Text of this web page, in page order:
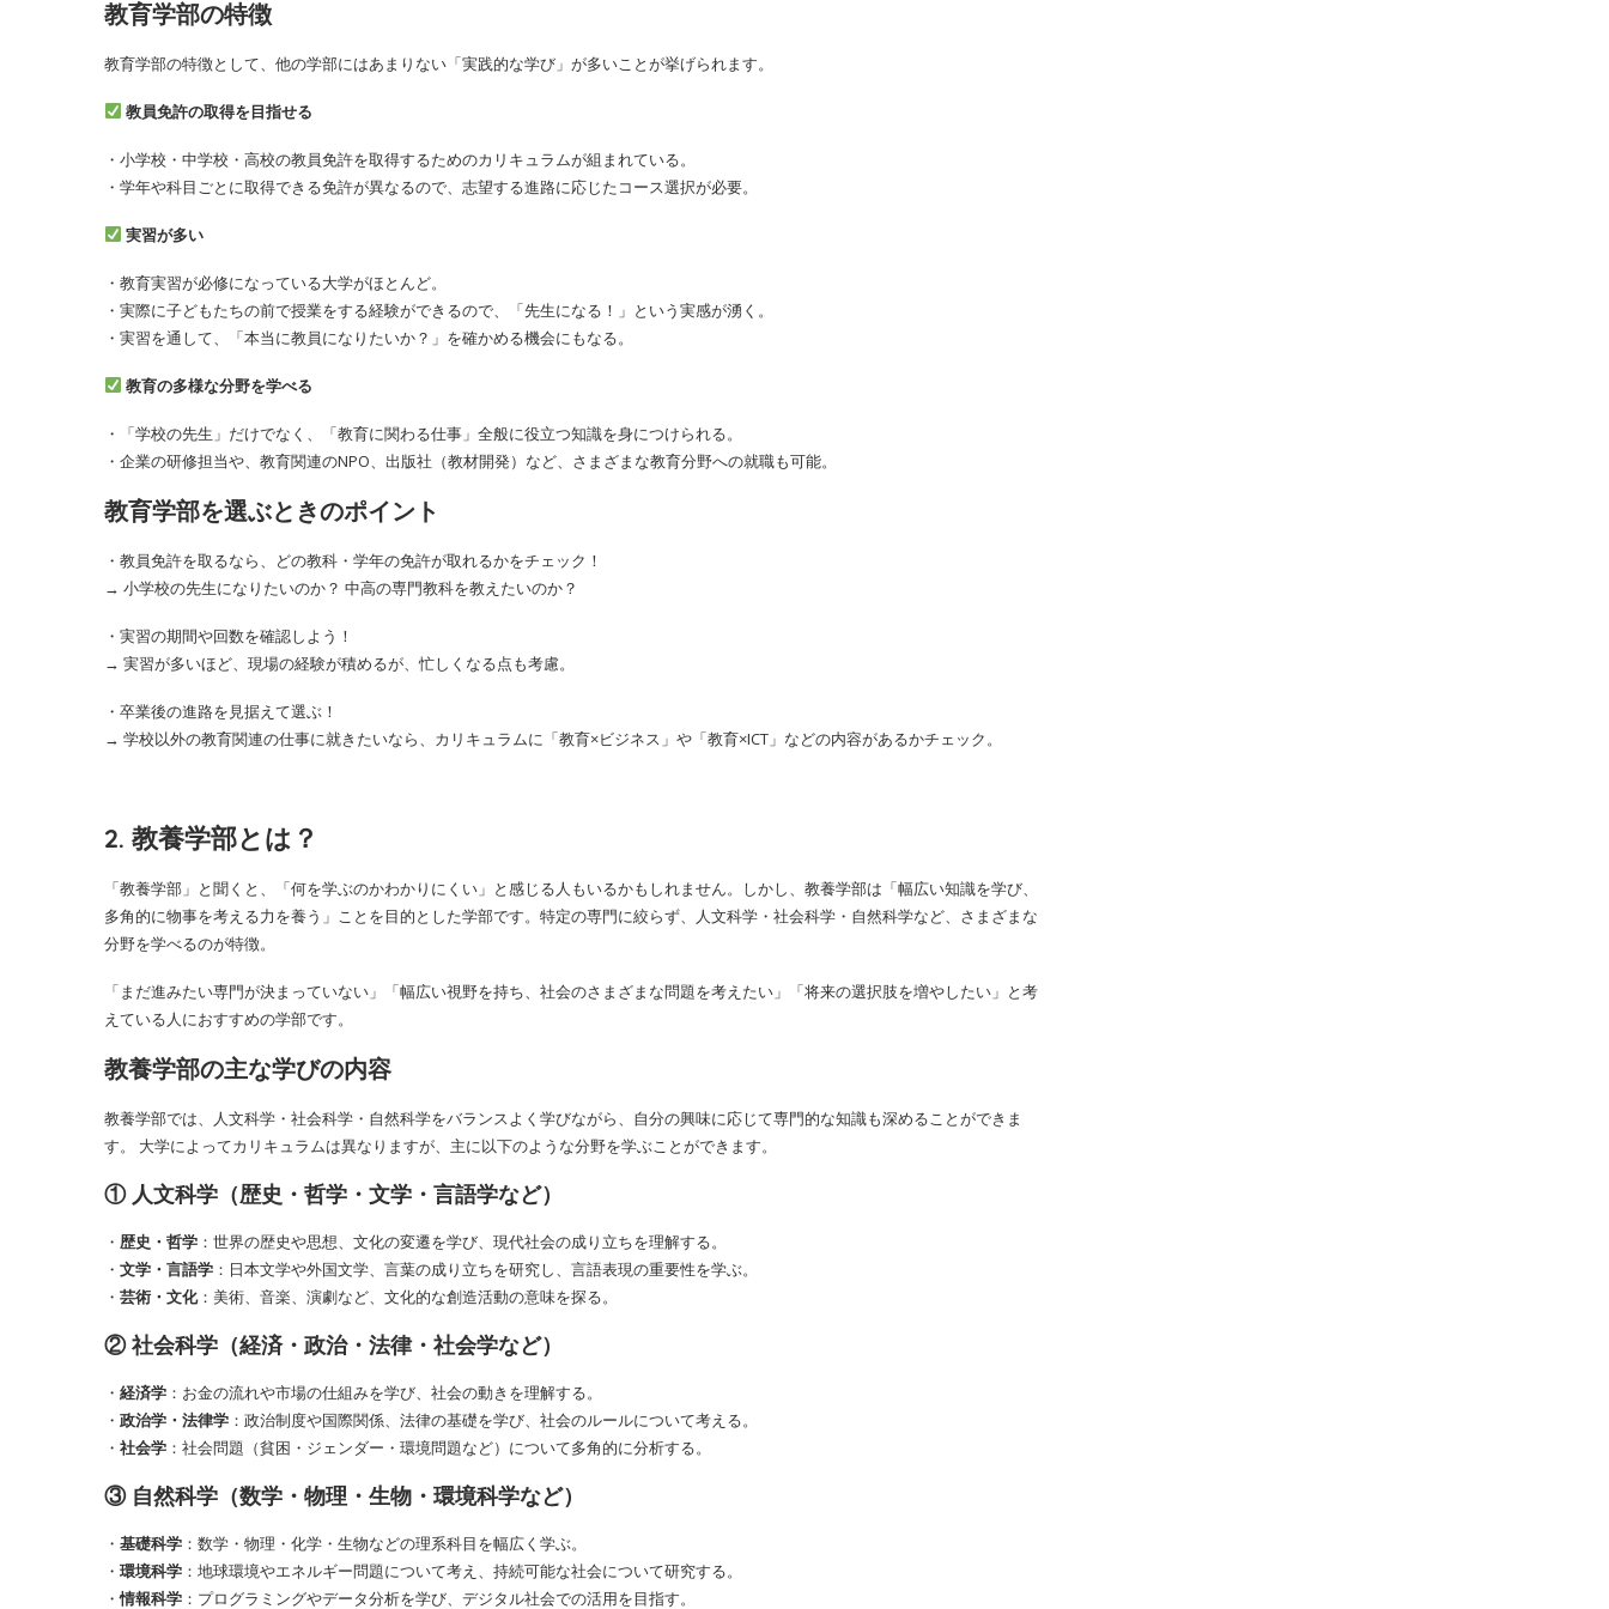
教育学部の特徴
教育学部の特徴として、他の学部にはあまりない「実践的な学び」が多いことが挙げられます。
教員免許の取得を目指せる
・小学校・中学校・高校の教員免許を取得するためのカリキュラムが組まれている。
・学年や科目ごとに取得できる免許が異なるので、志望する進路に応じたコース選択が必要。
実習が多い
・教育実習が必修になっている大学がほとんど。
・実際に子どもたちの前で授業をする経験ができるので、「先生になる！」という実感が湧く。
・実習を通して、「本当に教員になりたいか？」を確かめる機会にもなる。
教育の多様な分野を学べる
・「学校の先生」だけでなく、「教育に関わる仕事」全般に役立つ知識を身につけられる。
・企業の研修担当や、教育関連のNPO、出版社（教材開発）など、さまざまな教育分野への就職も可能。
教育学部を選ぶときのポイント
・教員免許を取るなら、どの教科・学年の免許が取れるかをチェック！
→ 小学校の先生になりたいのか？ 中高の専門教科を教えたいのか？
・実習の期間や回数を確認しよう！
→ 実習が多いほど、現場の経験が積めるが、忙しくなる点も考慮。
・卒業後の進路を見据えて選ぶ！
→ 学校以外の教育関連の仕事に就きたいなら、カリキュラムに「教育×ビジネス」や「教育×ICT」などの内容があるかチェック。
2. 教養学部とは？
「教養学部」と聞くと、「何を学ぶのかわかりにくい」と感じる人もいるかもしれません。しかし、教養学部は「幅広い知識を学び、
多角的に物事を考える力を養う」ことを目的とした学部です。特定の専門に絞らず、人文科学・社会科学・自然科学など、さまざまな
分野を学べるのが特徴。
「まだ進みたい専門が決まっていない」「幅広い視野を持ち、社会のさまざまな問題を考えたい」「将来の選択肢を増やしたい」と考
えている人におすすめの学部です。
教養学部の主な学びの内容
教養学部では、人文科学・社会科学・自然科学をバランスよく学びながら、自分の興味に応じて専門的な知識も深めることができま
す。 大学によってカリキュラムは異なりますが、主に以下のような分野を学ぶことができます。
① 人文科学（歴史・哲学・文学・言語学など）
・ 歴史・哲学 ：世界の歴史や思想、文化の変遷を学び、現代社会の成り立ちを理解する。
・ 文学・言語学 ：日本文学や外国文学、言葉の成り立ちを研究し、言語表現の重要性を学ぶ。
・ 芸術・文化：美術、音楽、演劇など、文化的な創造活動の意味を探る。
② 社会科学（経済・政治・法律・社会学など）
・ 経済学 ：お金の流れや市場の仕組みを学び、社会の動きを理解する。
・ 政治学・法律学 ：政治制度や国際関係、法律の基礎を学び、社会のルールについて考える。
・ 社会学 ：社会問題（貧困・ジェンダー・環境問題など）について多角的に分析する。
③ 自然科学（数学・物理・生物・環境科学など）
・ 基礎科学 ：数学・物理・化学・生物などの理系科目を幅広く学ぶ。
・ 環境科学 ：地球環境やエネルギー問題について考え、持続可能な社会について研究する。
・情報科学 ：プログラミングやデータ分析を学び、デジタル社会での活用を目指す。